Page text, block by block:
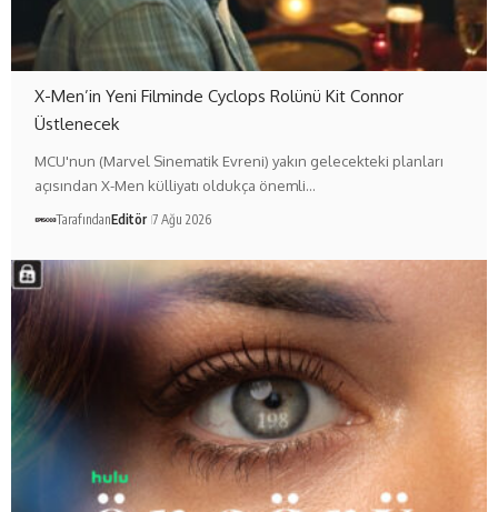
X-Men’in Yeni Filminde Cyclops Rolünü Kit Connor
Üstlenecek
MCU'nun (Marvel Sinematik Evreni) yakın gelecekteki planları
açısından X-Men külliyatı oldukça önemli…
TarafındanEditör 7 Ağu 2026